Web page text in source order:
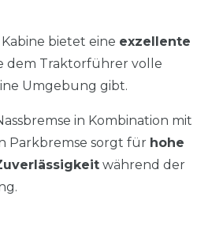
bietet eine exzellente
dem Traktorführer volle
Umgebung gibt.
in Kombination mit
Parkbremse sorgt für hohe
während der